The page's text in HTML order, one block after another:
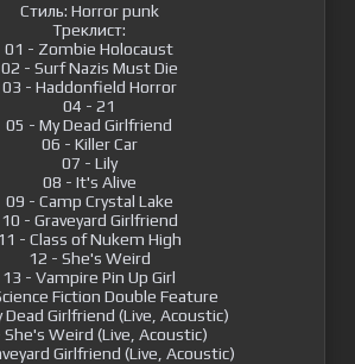
Стиль: Horror punk
Треклист:
01 - Zombie Holocaust
02 - Surf Nazis Must Die
03 - Haddonfield Horror
04 - 21
05 - My Dead Girlfriend
06 - Killer Car
07 - Lily
08 - It's Alive
09 - Camp Crystal Lake
10 - Graveyard Girlfriend
- Class of Nukem High
12 - She's Weird
13 - Vampire Pin Up Girl
Fiction Double Feature
Dead Girlfriend (Live, Acoustic)
She's Weird (Live, Acoustic)
Girlfriend (Live, Acoustic)